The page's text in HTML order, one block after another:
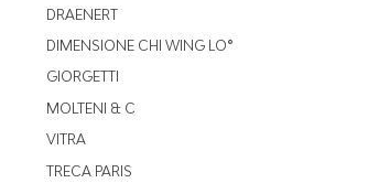
DRAENERT
DIMENSIONE CHI WING LO®
GIORGETTI
MOLTENI & C
VITRA
TRECA PARIS